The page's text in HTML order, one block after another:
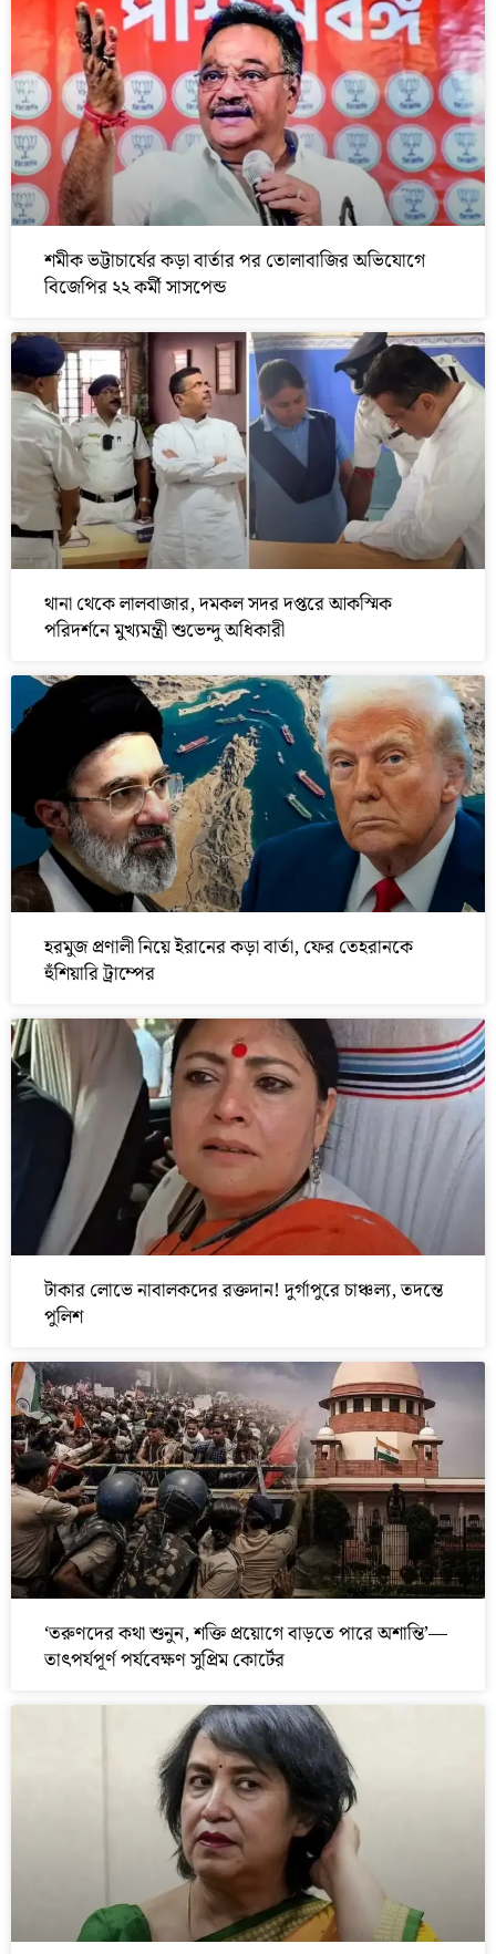
শমীক ভট্টাচার্যের কড়া বার্তার পর তোলাবাজির অভিযোগে
বিজেপির ২২ কর্মী সাসপেন্ড
থানা থেকে লালবাজার, দমকল সদর দপ্তরে আকস্মিক
পরিদর্শনে মুখ্যমন্ত্রী শুভেন্দু অধিকারী
হরমুজ প্রণালী নিয়ে ইরানের কড়া বার্তা, ফের তেহরানকে
হুঁশিয়ারি ট্রাম্পের
টাকার লোভে নাবালকদের রক্তদান! দুর্গাপুরে চাঞ্চল্য, তদন্তে
পুলিশ
‘তরুণদের কথা শুনুন, শক্তি প্রয়োগে বাড়তে পারে অশান্তি’—
তাৎপর্যপূর্ণ পর্যবেক্ষণ সুপ্রিম কোর্টের